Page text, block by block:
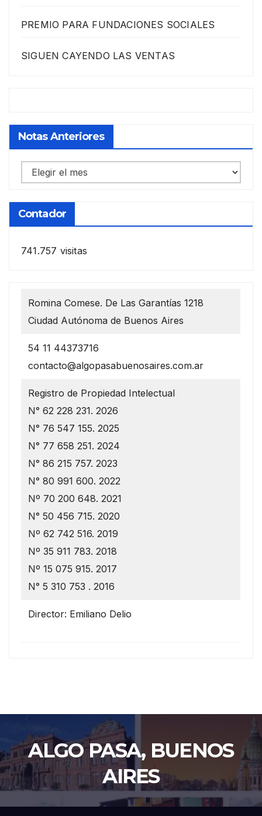
PREMIO PARA FUNDACIONES SOCIALES
SIGUEN CAYENDO LAS VENTAS
Notas Anteriores
Notas
anteriores
Contador
741.757 visitas
Romina Comese. De Las Garantías 1218
Ciudad Autónoma de Buenos Aires
54 11 44373716
contacto@algopasabuenosaires.com.ar
Registro de Propiedad Intelectual
N° 62 228 231. 2026
N° 76 547 155. 2025
N° 77 658 251. 2024
N° 86 215 757. 2023
N° 80 991 600. 2022
Nº 70 200 648. 2021
N° 50 456 715. 2020
Nº 62 742 516. 2019
Nº 35 911 783. 2018
Nº 15 075 915. 2017
N° 5 310 753 . 2016
Director: Emiliano Delio
ALGO PASA, BUENOS
AIRES